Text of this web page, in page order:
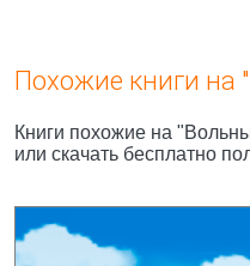
Похожие книги на
Книги похожие на
или скачать бесплатно